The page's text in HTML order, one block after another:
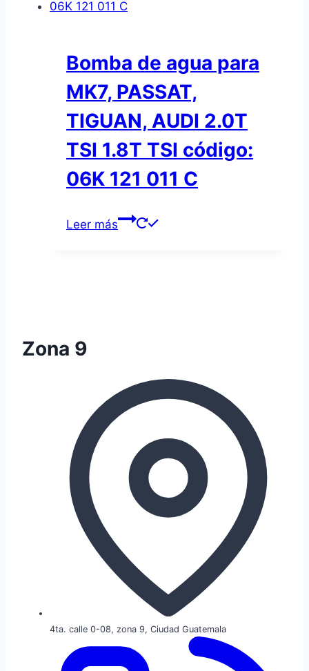
Bomba de agua para
MK7, PASSAT,
TIGUAN, AUDI 2.0T
TSI 1.8T TSI código:
06K 121 011 C
Leer más
Zona 9
4ta. calle 0-08, zona 9, Ciudad Guatemala